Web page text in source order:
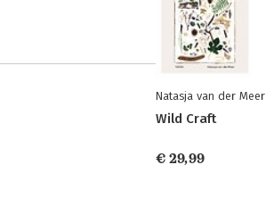
Natasja van der Meer
Wild Craft
€ 29,99